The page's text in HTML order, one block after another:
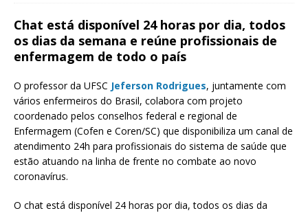
Chat está disponível 24 horas por dia, todos
os dias da semana e reúne profissionais de
enfermagem de todo o país
O professor da UFSC Jeferson Rodrigues, juntamente com
vários enfermeiros do Brasil, colabora com projeto
coordenado pelos conselhos federal e regional de
Enfermagem (Cofen e Coren/SC) que disponibiliza um canal de
atendimento 24h para profissionais do sistema de saúde que
estão atuando na linha de frente no combate ao novo
coronavírus.
O chat está disponível 24 horas por dia, todos os dias da